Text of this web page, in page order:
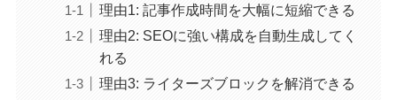
理由1: 記事作成時間を大幅に短縮できる
理由2: SEOに強い構成を自動生成してく
れる
理由3: ライターズブロックを解消できる